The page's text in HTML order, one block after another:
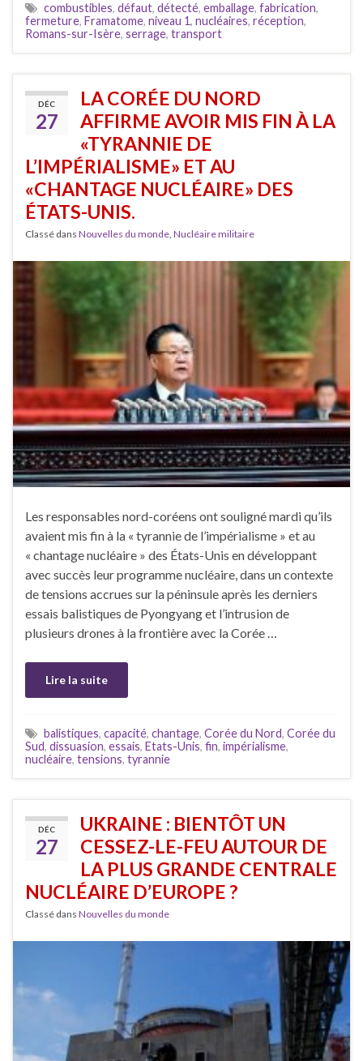
combustibles, défaut, détecté, emballage, fabrication,
fermeture, Framatome, niveau 1, nucléaires, réception,
Romans-sur-Isère, serrage, transport
DÉC
27
LA CORÉE DU NORD
AFFIRME AVOIR MIS FIN À LA
«TYRANNIE DE
L’IMPÉRIALISME» ET AU
«CHANTAGE NUCLÉAIRE» DES
ÉTATS-UNIS.
Classé dans Nouvelles du monde, Nucléaire militaire
Les responsables nord-coréens ont souligné mardi qu’ils
avaient mis fin à la « tyrannie de l’impérialisme » et au
« chantage nucléaire » des États-Unis en développant
avec succès leur programme nucléaire, dans un contexte
de tensions accrues sur la péninsule après les derniers
essais balistiques de Pyongyang et l’intrusion de
plusieurs drones à la frontière avec la Corée …
Lire la suite
balistiques, capacité, chantage, Corée du Nord, Corée du
Sud, dissuasion, essais, Etats-Unis, fin, impérialisme,
nucléaire, tensions, tyrannie
DÉC
27
UKRAINE : BIENTÔT UN
CESSEZ-LE-FEU AUTOUR DE
LA PLUS GRANDE CENTRALE
NUCLÉAIRE D’EUROPE ?
Classé dans Nouvelles du monde